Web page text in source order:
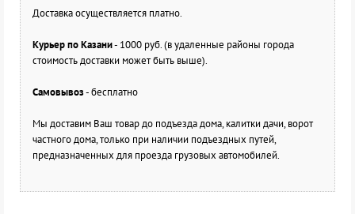
Доставка осуществляется платно.
Курьер по Казани- 1000 руб. (в удаленные районы города
стоимость доставки может быть выше).
Самовывоз- бесплатно
Мы доставим Ваш товар до подъезда дома, калитки дачи, ворот
частного дома, только при наличии подъездных путей,
предназначенных для проезда грузовых автомобилей.